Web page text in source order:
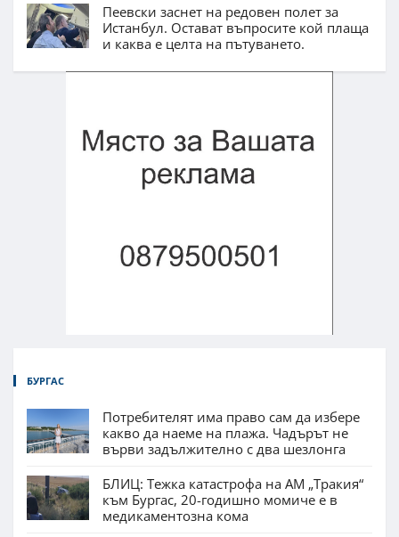
Пеевски заснет на редовен полет за
Истанбул. Остават въпросите кой плаща
и каква е целта на пътуването.
БУРГАС
Потребителят има право сам да избере
какво да наеме на плажа. Чадърът не
върви задължително с два шезлонга
БЛИЦ: Тежка катастрофа на АМ „Тракия“
към Бургас, 20-годишно момиче е в
медикаментозна кома